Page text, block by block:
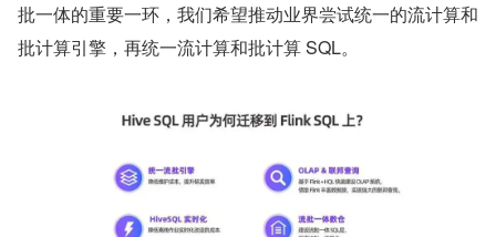
批一体的重要一环，我们希望推动业界尝试统一的流计算和
批计算引擎，再统一流计算和批计算 SQL。